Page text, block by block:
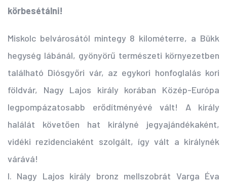
körbesétálni!
Miskolc belvárosától mintegy 8 kilométerre, a Bükk
hegység lábánál, gyönyörű természeti környezetben
található Diósgyőri vár, az egykori honfoglalás kori
földvár, Nagy Lajos király korában Közép-Európa
legpompázatosabb erődítményévé vált! A király
halálát követően hat királyné jegyajándékaként,
vidéki rezidenciaként szolgált, így vált a királynék
várává!
I. Nagy Lajos király bronz mellszobrát Varga Éva